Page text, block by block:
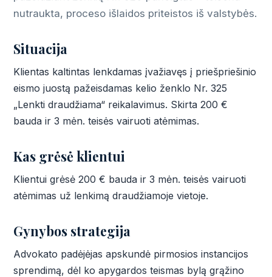
nutraukta, proceso išlaidos priteistos iš valstybės.
Situacija
Klientas kaltintas lenkdamas įvažiavęs į priešpriešinio
eismo juostą pažeisdamas kelio ženklo Nr. 325
„Lenkti draudžiama“ reikalavimus. Skirta 200 €
bauda ir 3 mėn. teisės vairuoti atėmimas.
Kas grėsė klientui
Klientui grėsė 200 € bauda ir 3 mėn. teisės vairuoti
atėmimas už lenkimą draudžiamoje vietoje.
Gynybos strategija
Advokato padėjėjas apskundė pirmosios instancijos
sprendimą, dėl ko apygardos teismas bylą grąžino